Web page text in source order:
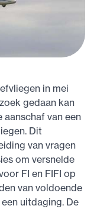
in mei
gedaan kan
aanschaf van een
Dit
van vragen
om versnelde
FI en FIFI op
van voldoende
uitdaging. De